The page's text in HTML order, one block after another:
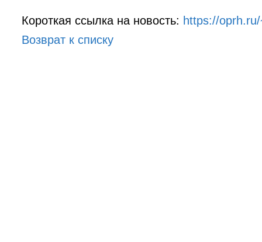
Короткая ссылка на новость: https://
Возврат к списку